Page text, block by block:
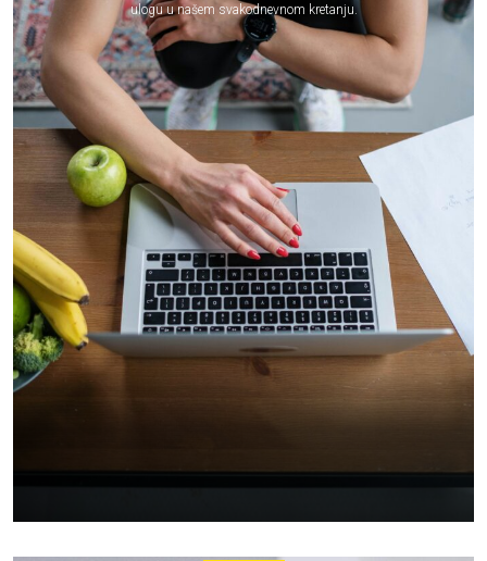
ulogu u našem svakodnevnom kretanju.